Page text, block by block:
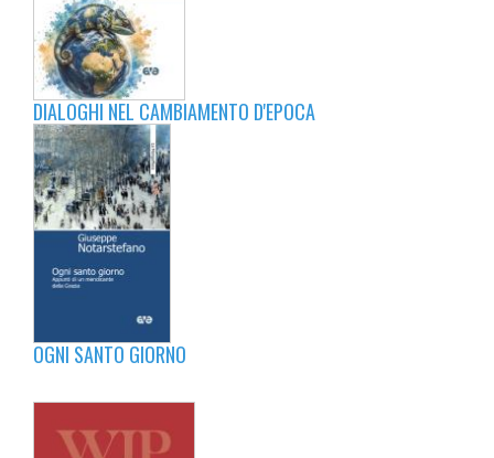
DIALOGHI NEL CAMBIAMENTO D'EPOCA
OGNI SANTO GIORNO